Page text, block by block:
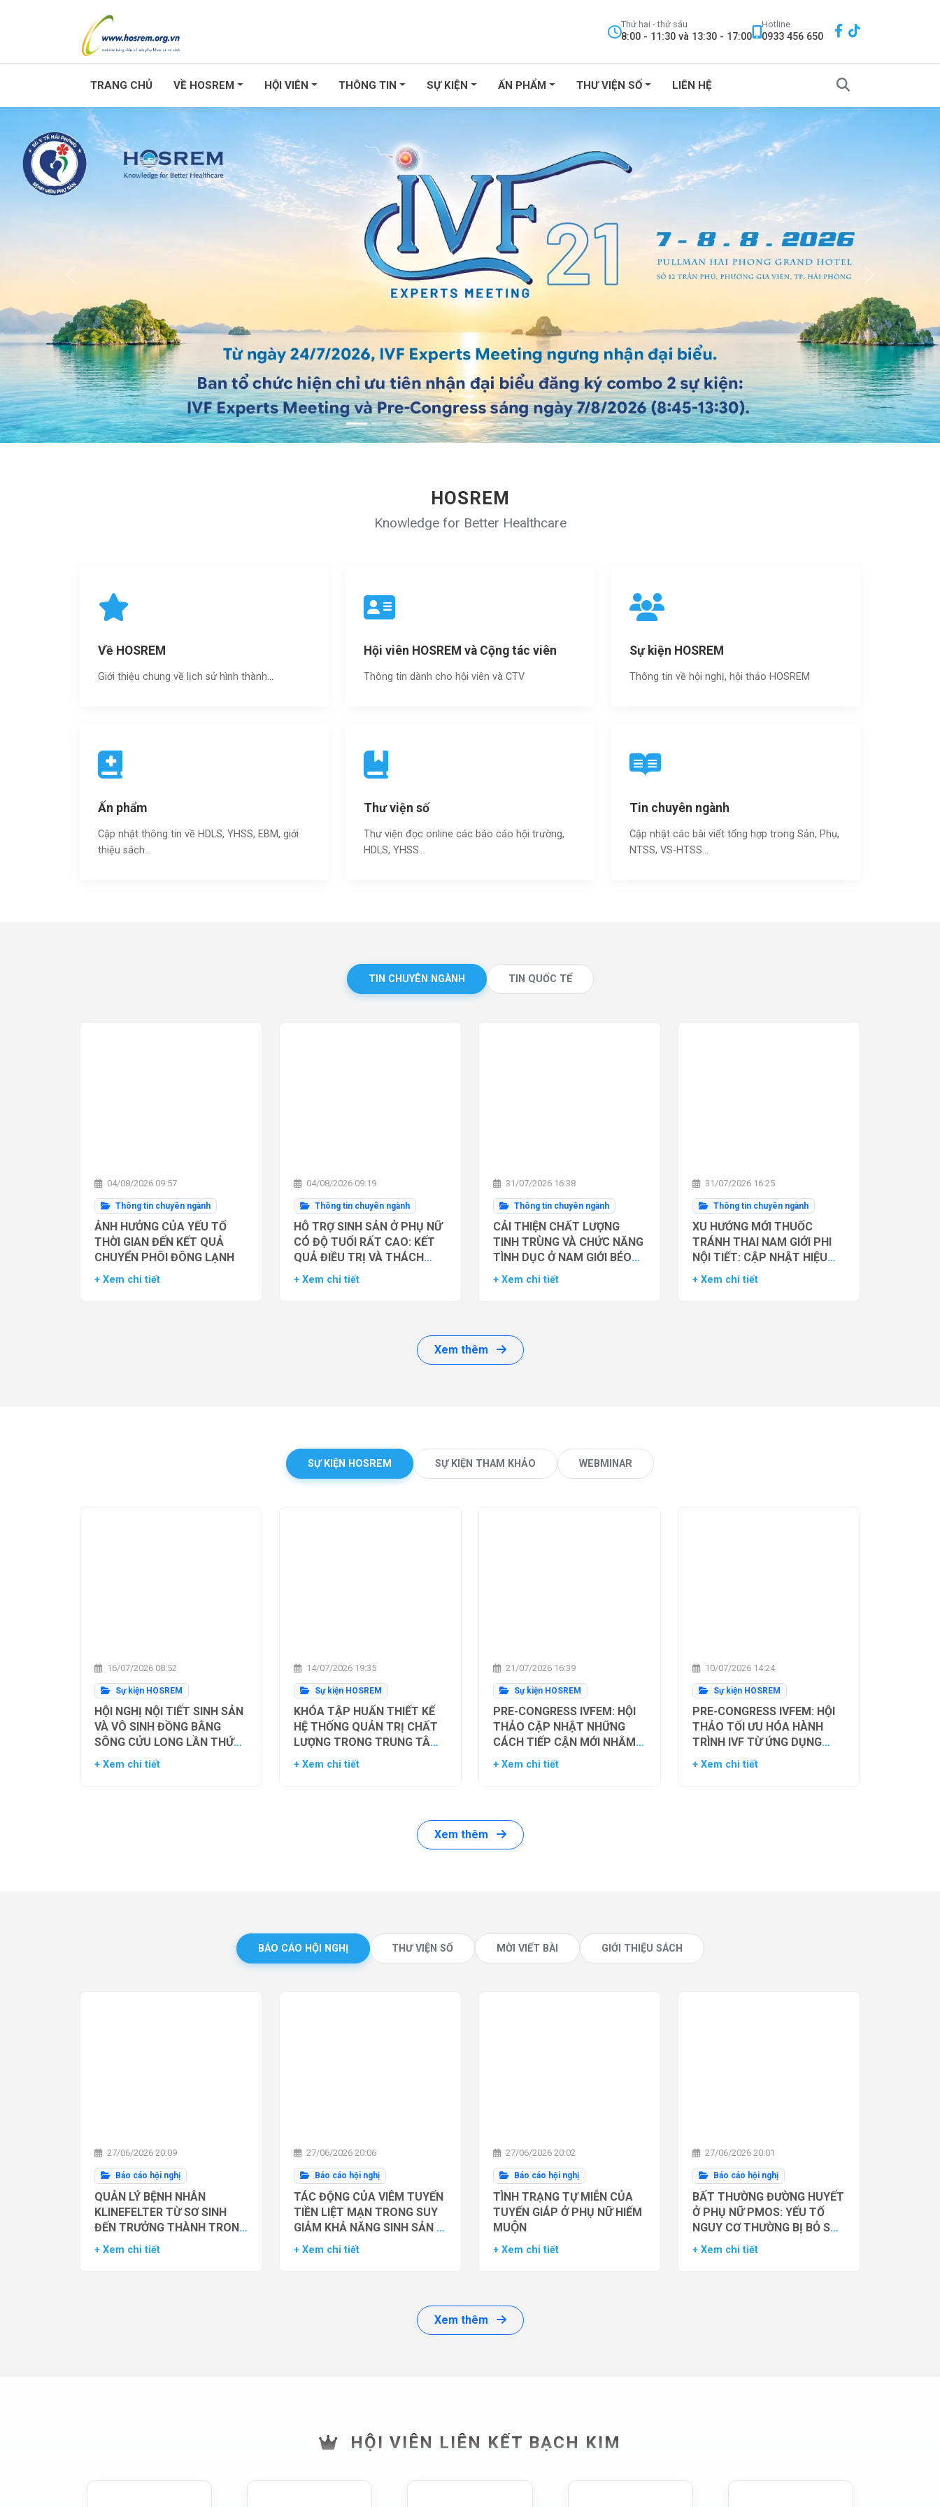
Thứ hai - thứ sáu
8:00 - 11:30 và 13:30 - 17:00
Hotline
0933 456 650
TRANG CHỦ VỀ HOSREM HỘI VIÊN THÔNG TIN SỰ KIỆN ẤN PHẨM THƯ VIỆN SỐ LIÊN HỆ
HOSREM
Knowledge for Better Healthcare
Về HOSREM
Giới thiệu chung về lịch sử hình thành...
Hội viên HOSREM và Cộng tác viên
Thông tin dành cho hội viên và CTV
Sự kiện HOSREM
Thông tin về hội nghị, hội thảo HOSREM
Ấn phẩm
Cập nhật thông tin về HDLS, YHSS, EBM, giới
thiệu sách…
Thư viện số
Thư viện đọc online các báo cáo hội trường,
HDLS, YHSS…
Tin chuyên ngành
Cập nhật các bài viết tổng hợp trong Sản, Phụ,
NTSS, VS-HTSS...
TIN CHUYÊN NGÀNH TIN QUỐC TẾ
04/08/2026 09:57
Thông tin chuyên ngành
ẢNH HƯỞNG CỦA YẾU TỐ
THỜI GIAN ĐẾN KẾT QUẢ
CHUYỂN PHÔI ĐÔNG LẠNH
+ Xem chi tiết
04/08/2026 09:19
Thông tin chuyên ngành
HỖ TRỢ SINH SẢN Ở PHỤ NỮ
CÓ ĐỘ TUỔI RẤT CAO: KẾT
QUẢ ĐIỀU TRỊ VÀ THÁCH
THỨC LÂM SÀNG
+ Xem chi tiết
31/07/2026 16:38
Thông tin chuyên ngành
CẢI THIỆN CHẤT LƯỢNG
TINH TRÙNG VÀ CHỨC NĂNG
TÌNH DỤC Ở NAM GIỚI BÉO
PHÌ BẰNG THUỐC ĐỒNG VẬN
+ Xem chi tiết
31/07/2026 16:25
Thông tin chuyên ngành
XU HƯỚNG MỚI THUỐC
TRÁNH THAI NAM GIỚI PHI
NỘI TIẾT: CẬP NHẬT HIỆU
QUẢ THỬ NGHIỆM LÂM
+ Xem chi tiết
Xem thêm
SỰ KIỆN HOSREM SỰ KIỆN THAM KHẢO WEBMINAR
16/07/2026 08:52
Sự kiện HOSREM
HỘI NGHỊ NỘI TIẾT SINH SẢN
VÀ VÔ SINH ĐỒNG BẰNG
SÔNG CỬU LONG LẦN THỨ
NHẤT
+ Xem chi tiết
14/07/2026 19:35
Sự kiện HOSREM
KHÓA TẬP HUẤN THIẾT KẾ
HỆ THỐNG QUẢN TRỊ CHẤT
LƯỢNG TRONG TRUNG TÂM
THỤ TINH TRONG ỐNG
+ Xem chi tiết
21/07/2026 16:39
Sự kiện HOSREM
PRE-CONGRESS IVFEM: HỘI
THẢO CẬP NHẬT NHỮNG
CÁCH TIẾP CẬN MỚI NHẰM
TỐI ƯU HÓA TỶ LỆ THÀNH
+ Xem chi tiết
10/07/2026 14:24
Sự kiện HOSREM
PRE-CONGRESS IVFEM: HỘI
THẢO TỐI ƯU HÓA HÀNH
TRÌNH IVF TỪ ỨNG DỤNG
HIỆN TẠI ĐẾN XU HƯỚNG
+ Xem chi tiết
Xem thêm
BÁO CÁO HỘI NGHỊ THƯ VIỆN SỐ MỜI VIẾT BÀI GIỚI THIỆU SÁCH
27/06/2026 20:09
Báo cáo hội nghị
QUẢN LÝ BỆNH NHÂN
KLINEFELTER TỪ SƠ SINH
ĐẾN TRƯỞNG THÀNH TRONG
THỰC HÀNH HỖ TRỢ SINH
+ Xem chi tiết
27/06/2026 20:06
Báo cáo hội nghị
TÁC ĐỘNG CỦA VIÊM TUYẾN
TIỀN LIỆT MẠN TRONG SUY
GIẢM KHẢ NĂNG SINH SẢN Ở
NAM GIỚI
+ Xem chi tiết
27/06/2026 20:02
Báo cáo hội nghị
TÌNH TRẠNG TỰ MIỄN CỦA
TUYẾN GIÁP Ở PHỤ NỮ HIẾM
MUỘN
+ Xem chi tiết
27/06/2026 20:01
Báo cáo hội nghị
BẤT THƯỜNG ĐƯỜNG HUYẾT
Ở PHỤ NỮ PMOS: YẾU TỐ
NGUY CƠ THƯỜNG BỊ BỎ SÓT
– DỮ LIỆU TỪ NGHIÊN CỨU
+ Xem chi tiết
Xem thêm
HỘI VIÊN LIÊN KẾT BẠCH KIM